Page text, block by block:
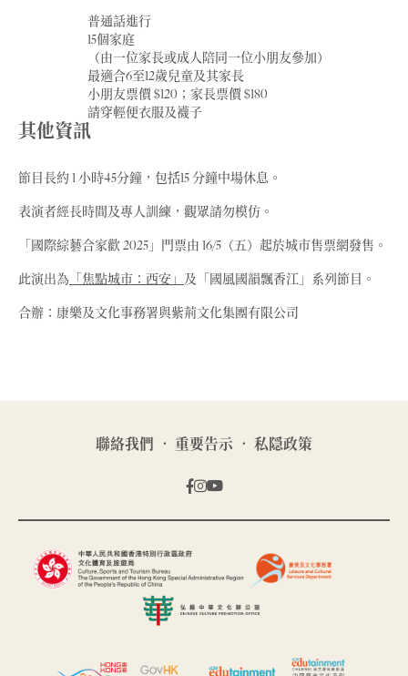
普通話進行
15個家庭
（由一位家長或成人陪同一位小朋友參加）
最適合6至12歲兒童及其家長
小朋友票價 $120；家長票價 $180
請穿輕便衣服及襪子
其他資訊
節目長約 1 小時45分鐘，包括15 分鐘中場休息。
表演者經長時間及專人訓練，觀眾請勿模仿。
「國際綜藝合家歡 2025」門票由 16/5（五）起於城市售票網發售。
此演出為 「焦點城市：西安」 及「國風國韻飄香江」系列節目。
合辦：康樂及文化事務署與紫荊文化集團有限公司
聯絡我們 重要告示 私隠政策